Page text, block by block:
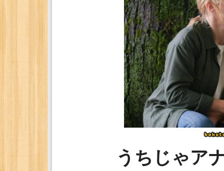
うちじゃア